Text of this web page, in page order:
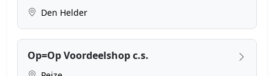
Den Helder
Op=Op Voordeelshop c.s.